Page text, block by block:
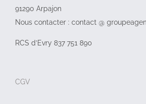
91290 Arpajon
Nous contacter : contact @
RCS d’Evry 837 751 890
CGV